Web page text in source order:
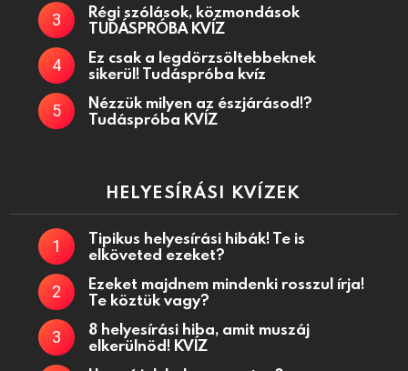
Régi szólások, közmondások
TUDÁSPRÓBA KVÍZ
Ez csak a legdörzsöltebbeknek
sikerül! Tudáspróba kvíz
Nézzük milyen az észjárásod!?
Tudáspróba KVÍZ
HELYESÍRÁSI KVÍZEK
Tipikus helyesírási hibák! Te is
elköveted ezeket?
Ezeket majdnem mindenki rosszul írja!
Te köztük vagy?
8 helyesírási hiba, amit muszáj
elkerülnöd! KVÍZ